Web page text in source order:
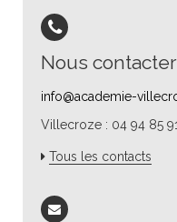
Nous contacter
info@academie-
Villecroze : 04 94 85
Tous les contacts